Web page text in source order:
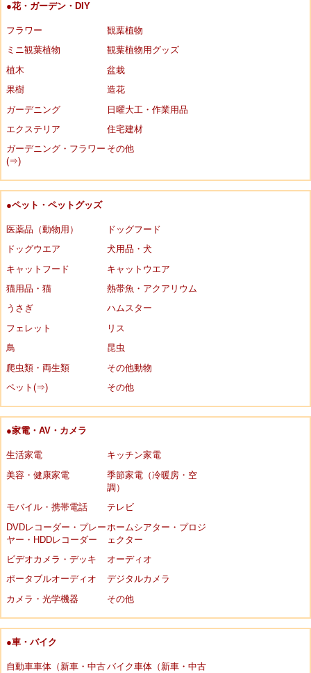
●花・ガーデン・DIY
フラワー
観葉植物
ミニ観葉植物
観葉植物用グッズ
植木
盆栽
果樹
造花
ガーデニング
日曜大工・作業用品
エクステリア
住宅建材
ガーデニング・フラワー
(⇒)
その他
●ペット・ペットグッズ
医薬品（動物用）
ドッグフード
ドッグウエア
犬用品・犬
キャットフード
キャットウエア
猫用品・猫
熱帯魚・アクアリウム
うさぎ
ハムスター
フェレット
リス
鳥
昆虫
爬虫類・両生類
その他動物
ペット(⇒)
その他
●家電・AV・カメラ
生活家電
キッチン家電
美容・健康家電
季節家電（冷暖房・空
調）
モバイル・携帯電話
テレビ
DVDレコーダー・プレー
ヤー・HDDレコーダー
ホームシアター・プロジ
ェクター
ビデオカメラ・デッキ
オーディオ
ポータブルオーディオ
デジタルカメラ
カメラ・光学機器
その他
●車・バイク
自動車車体（新車・中古バイク車体（新車・中古